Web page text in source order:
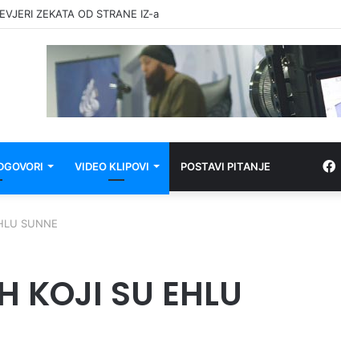
ZEKATA OD STRANE IZ-a
VIDEO KLIPOVI POSTAVI PITANJE
SUNNE
KOJI SU EHLU